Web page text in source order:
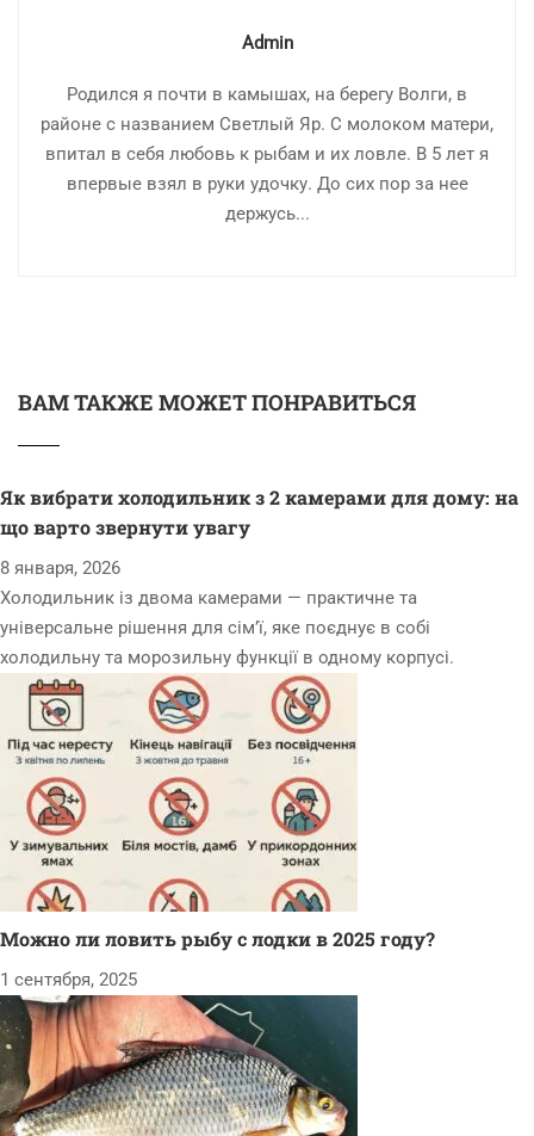
Admin
Родился я почти в камышах, на берегу Волги, в
районе с названием Светлый Яр. С молоком матери,
впитал в себя любовь к рыбам и их ловле. В 5 лет я
впервые взял в руки удочку. До сих пор за нее
держусь...
ВАМ ТАКЖЕ МОЖЕТ ПОНРАВИТЬСЯ
Як вибрати холодильник з 2 камерами для дому: на
що варто звернути увагу
8 января, 2026
Холодильник із двома камерами — практичне та
універсальне рішення для сім’ї, яке поєднує в собі
холодильну та морозильну функції в одному корпусі.
Можно ли ловить рыбу с лодки в 2025 году?
1 сентября, 2025